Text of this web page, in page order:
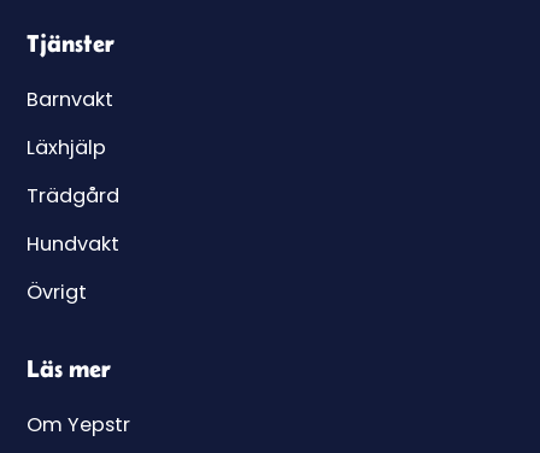
Tjänster
Barnvakt
Läxhjälp
Trädgård
Hundvakt
Övrigt
Läs mer
Om Yepstr